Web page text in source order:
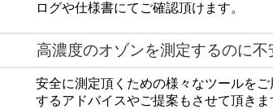
ログや仕様書にてご確認頂けます。
高濃度のオゾンを測定するのに不
安全に測定頂くための様々なツールを
するアドバイスやご提案もさせて頂きま